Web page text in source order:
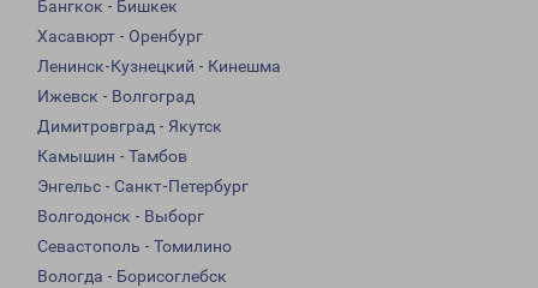
Бангкок - Бишкек
Хасавюрт - Оренбург
Ленинск-Кузнецкий - Кинешма
Ижевск - Волгоград
Димитровград - Якутск
Камышин - Тамбов
Энгельс - Санкт-Петербург
Волгодонск - Выборг
Севастополь - Томилино
Вологда - Борисоглебск